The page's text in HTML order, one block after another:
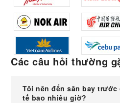
Các câu hỏi thường
Tôi nên đến sân bay
tế bao nhiêu giờ?